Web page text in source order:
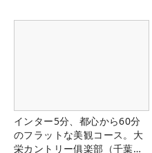
インター5分、都心から60分
のフラットな美観コース。大
栄カントリー俱楽部（千葉